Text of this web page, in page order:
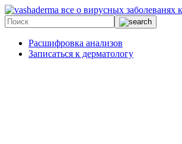
все о вирусных заболеванях
Расшифровка анализов
Записаться к дерматологу